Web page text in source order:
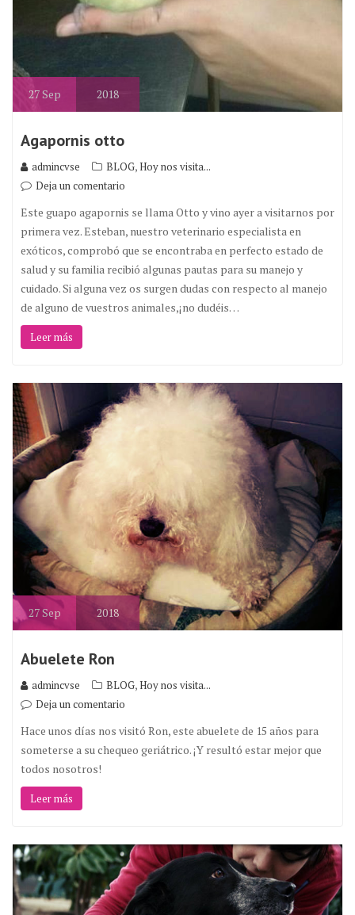
27Sep 2018
Agapornis otto
admincvse BLOG,Hoy nos visita...
Deja un comentario
Este guapo agapornis se llama Otto y vino ayer a visitarnos por
primera vez. Esteban, nuestro veterinario especialista en
exóticos, comprobó que se encontraba en perfecto estado de
salud y su familia recibió algunas pautas para su manejo y
cuidado. Si alguna vez os surgen dudas con respecto al manejo
de alguno de vuestros animales,¡no dudéis…
Leer más
27Sep 2018
Abuelete Ron
admincvse BLOG,Hoy nos visita...
Deja un comentario
Hace unos días nos visitó Ron, este abuelete de 15 años para
someterse a su chequeo geriátrico. ¡Y resultó estar mejor que
todos nosotros!
Leer más